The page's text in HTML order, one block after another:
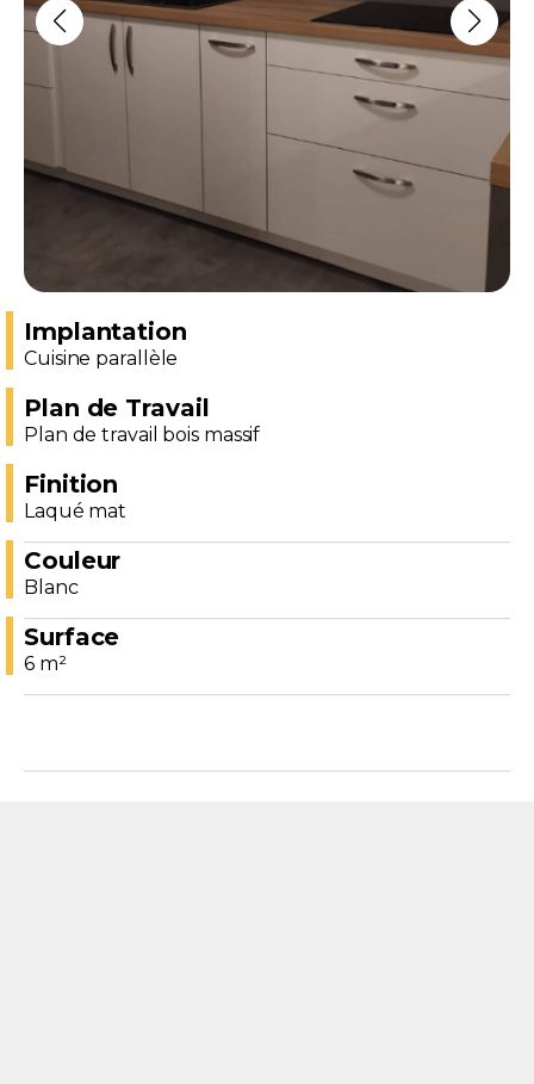
Implantation
Cuisine parallèle
Plan de Travail
Plan de travail bois massif
Finition
Laqué mat
Couleur
Blanc
Surface
6 m²